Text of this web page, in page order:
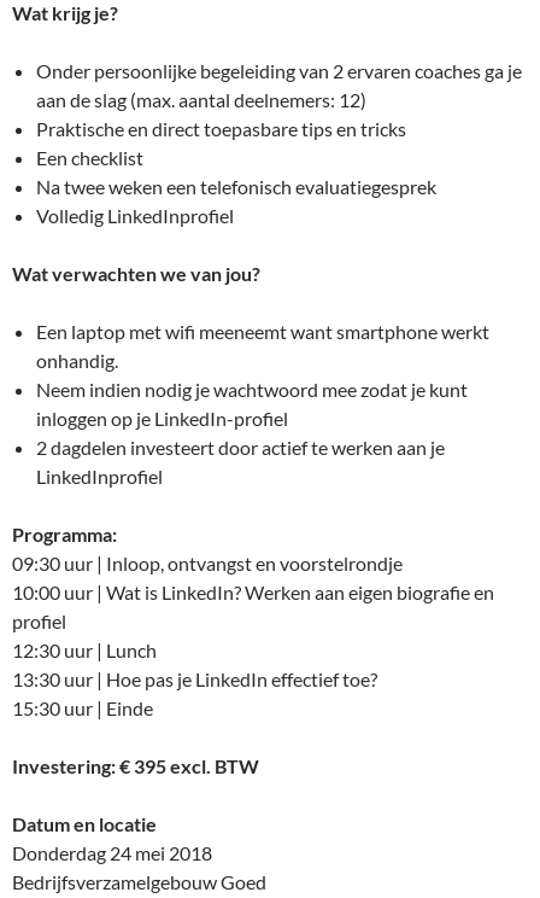
Wat krijg je?
Onder persoonlijke begeleiding van 2 ervaren coaches ga je
aan de slag (max. aantal deelnemers: 12)
Praktische en direct toepasbare tips en tricks
Een checklist
Na twee weken een telefonisch evaluatiegesprek
Volledig LinkedInprofiel
Wat verwachten we van jou?
Een laptop met wifi meeneemt want smartphone werkt
onhandig.
Neem indien nodig je wachtwoord mee zodat je kunt
inloggen op je LinkedIn-profiel
2 dagdelen investeert door actief te werken aan je
LinkedInprofiel
Programma:
09:30 uur | Inloop, ontvangst en voorstelrondje
10:00 uur | Wat is LinkedIn? Werken aan eigen biografie en
profiel
12:30 uur | Lunch
13:30 uur | Hoe pas je LinkedIn effectief toe?
15:30 uur | Einde
Investering: € 395 excl. BTW
Datum en locatie
Donderdag 24 mei 2018
Bedrijfsverzamelgebouw Goed